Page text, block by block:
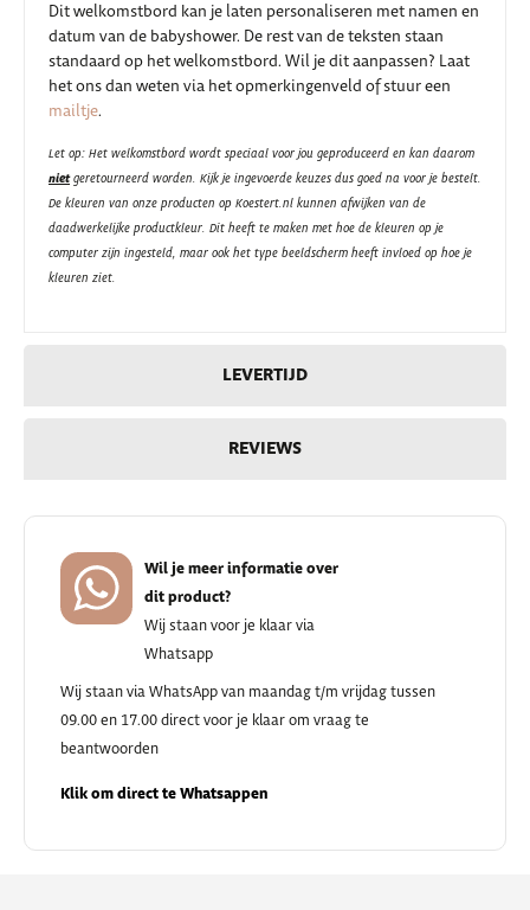
LEVERTIJD
REVIEWS
Dit welkomstbord kan je laten personaliseren met namen en
datum van de babyshower. De rest van de teksten staan
standaard op het welkomstbord. Wil je dit aanpassen? Laat
het ons dan weten via het opmerkingenveld of stuur een
mailtje.
Let op: Het welkomstbord wordt speciaal voor jou geproduceerd en kan daarom
nietgeretourneerd worden. Kijk je ingevoerde keuzes dus goed na voor je bestelt.
De kleuren van onze producten op Koestert.nl kunnen afwijken van de
daadwerkelijke productkleur. Dit heeft te maken met hoe de kleuren op je
computer zijn ingesteld, maar ook het type beeldscherm heeft invloed op hoe je
kleuren ziet.
Wil je meer informatie over
dit product?
Wij staan voor je klaar via
Whatsapp
Wij staan via WhatsApp van maandag t/m vrijdag tussen
09.00 en 17.00 direct voor je klaar om vraag te
beantwoorden
Klik om direct te Whatsappen